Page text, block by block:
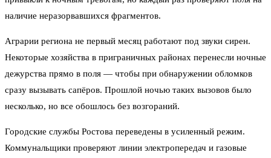
наличие неразорвавшихся фрагментов.
Аграрии региона не первый месяц работают под звуки сирен.
Некоторые хозяйства в приграничных районах перенесли ночные
дежурства прямо в поля — чтобы при обнаружении обломков
сразу вызывать сапёров. Прошлой ночью таких вызовов было
несколько, но все обошлось без возгораний.
Городские службы Ростова переведены в усиленный режим.
Коммунальщики проверяют линии электропередач и газовые